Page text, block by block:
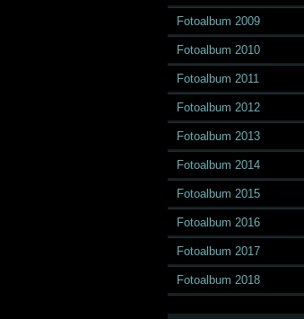
Fotoalbum 2009
Fotoalbum 2010
Fotoalbum 2011
Fotoalbum 2012
Fotoalbum 2013
Fotoalbum 2014
Fotoalbum 2015
Fotoalbum 2016
Fotoalbum 2017
Fotoalbum 2018